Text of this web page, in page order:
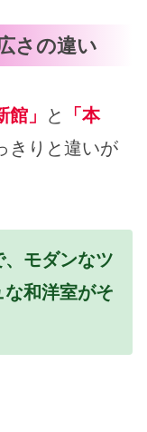
さの違い
館」 と
「本
きりと違いが
モダンなツ
和洋室がそ